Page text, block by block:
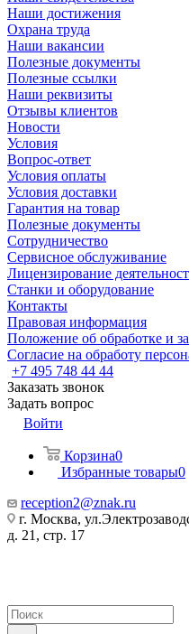
Наши достижения
Охрана труда
Наши вакансии
Полезные документы
Полезные ссылки
Наши реквизиты
Отзывы клиентов
Новости
Условия
Вопрос-ответ
Условия оплаты
Условия доставки
Гарантия на товар
Полезные документы
Сотрудничество
Сервисное обслуживание
Лицензирование
Станки и оборудование
Контакты
Правовая информация
Положение об обработке и
Согласие на обработу
+7 495 748 44 44
Заказать звонок
Задать вопрос
Войти
Корзина0
Избранные товары0
reception2@znak.ru
г. Москва,
д. 21, стр. 17